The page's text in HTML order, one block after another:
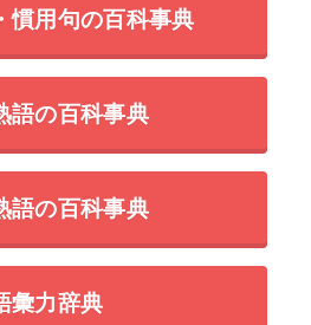
慣用句の百科事典
語の百科事典
語の百科事典
彙力辞典